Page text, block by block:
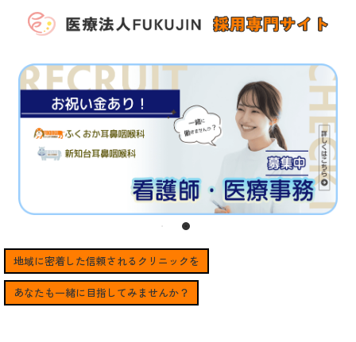
地域に密着した信頼されるクリニックを
あなたも一緒に目指してみませんか？